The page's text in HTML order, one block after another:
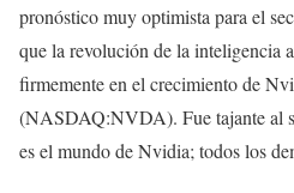
pronóstico muy optimista para el
que la revolución de la inteligencia
firmemente en el crecimiento de
(NASDAQ:NVDA). Fue tajante al
es el mundo de Nvidia; todos los